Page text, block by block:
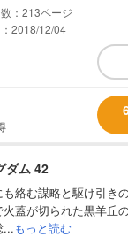
213
2018/12/04
ダム 42
も絡む謀略と駆け引き
火蓋が切られた黒羊丘
...もっと読む